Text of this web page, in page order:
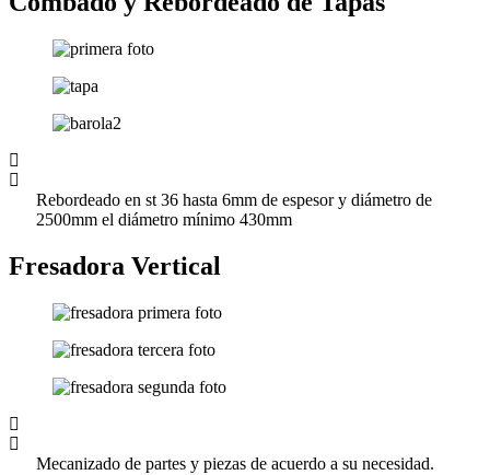
Rebordeado en st 36 hasta 6mm de espesor y diámetro de
2500mm el diámetro mínimo 430mm
Fresadora Vertical
Mecanizado de partes y piezas de acuerdo a su necesidad.